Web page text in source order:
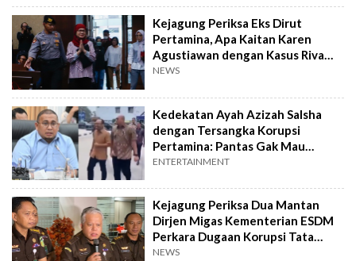
Kejagung Periksa Eks Dirut
Pertamina, Apa Kaitan Karen
Agustiawan dengan Kasus Riva
Siahaan dkk?
NEWS
Kedekatan Ayah Azizah Salsha
dengan Tersangka Korupsi
Pertamina: Pantas Gak Mau
Ketemu Ahok
ENTERTAINMENT
Kejagung Periksa Dua Mantan
Dirjen Migas Kementerian ESDM
Perkara Dugaan Korupsi Tata
Kelola Minyak Pertamina
NEWS